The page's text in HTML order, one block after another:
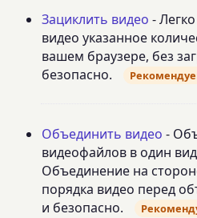
Зациклить видео -
видео указанное
вашем браузере, без
безопасно.
Объединить видео -
видеофайлов в один
Объединение на
порядка видео перед
и безопасно.